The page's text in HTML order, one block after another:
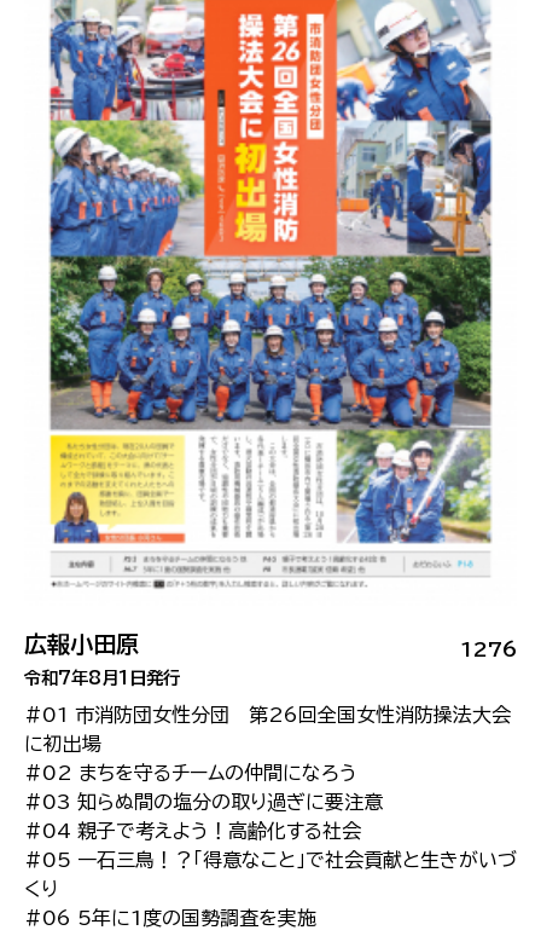
1276
広報小田原
令和7年8月1日発行
#01 市消防団女性分団 第26回全国女性消防操法大会
に初出場
#02 まちを守るチームの仲間になろう
#03 知らぬ間の塩分の取り過ぎに要注意
#04 親子で考えよう！高齢化する社会
#05 一石三鳥！？「得意なこと」で社会貢献と生きがいづ
くり
#06 5年に1度の国勢調査を実施